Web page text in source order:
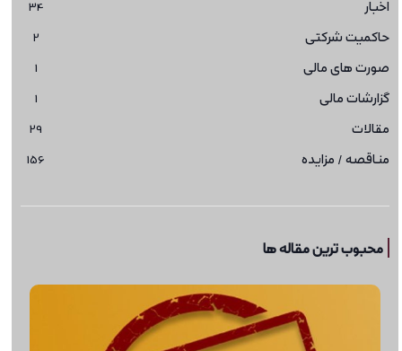
اخبار 34
حاکمیت شرکتی 2
صورت های مالی 1
گزارشات مالی 1
مقالات 29
مناقصه / مزایده 156
محبوب ترین مقاله ها